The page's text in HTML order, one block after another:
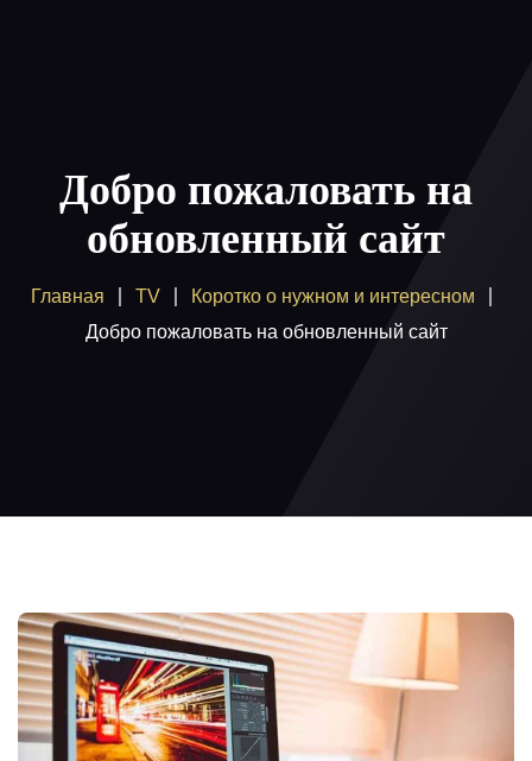
Как смотреть
Купить
Помощь
Добро пожаловать на
обновленный сайт
Главная TV
Коротко о нужном и интересном
Добро пожаловать на обновленный сайт